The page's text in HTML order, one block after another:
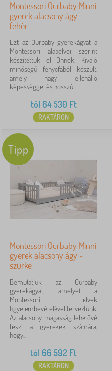
Montessori Ourbaby Minni
gyerek alacsony ágy -
fehér
Ezt az Ourbaby gyerekágyat a
Montessori alapelvei szerint
készítettük el Önnek. Kiváló
minőségű fenyőfából készült,
amely nagy ellenálló
képességgel és hosszú...
tól 64 530 Ft
RAKTÁRON
Tipp
Montessori Ourbaby Minni
gyerek alacsony ágy -
szürke
Bemutatjuk az Ourbaby
gyerekágyat, amelyet a
Montessori elvek
figyelembevételével terveztünk.
Az alacsony magasság lehetővé
teszi a gyerekek számára,
hogy...
tól 66 592 Ft
RAKTÁRON